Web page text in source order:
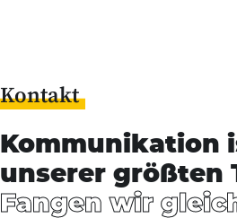
Kontakt
Kommunikation
unserer größten
Fangen wir